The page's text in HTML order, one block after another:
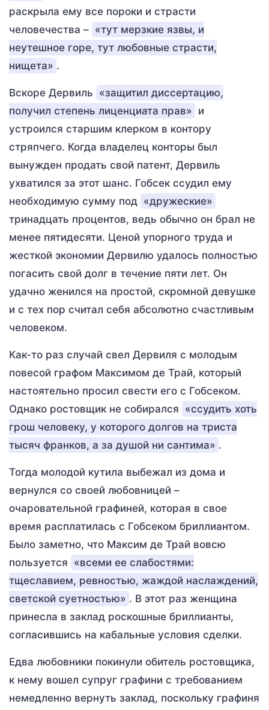
раскрыла ему все пороки и страсти
человечества – «тут мерзкие язвы, и
неутешное горе, тут любовные страсти,
нищета» .
Вскоре Дервиль «защитил диссертацию,
получил степень лиценциата прав» и
устроился старшим клерком в контору
стряпчего. Когда владелец конторы был
вынужден продать свой патент, Дервиль
ухватился за этот шанс. Гобсек ссудил ему
необходимую сумму под «дружеские»
тринадцать процентов, ведь обычно он брал не
менее пятидесяти. Ценой упорного труда и
жесткой экономии Дервилю удалось полностью
погасить свой долг в течение пяти лет. Он
удачно женился на простой, скромной девушке
и с тех пор считал себя абсолютно счастливым
человеком.
Как-то раз случай свел Дервиля с молодым
повесой графом Максимом де Трай, который
настоятельно просил свести его с Гобсеком.
Однако ростовщик не собирался «ссудить хоть
грош человеку, у которого долгов на триста
тысяч франков, а за душой ни сантима» .
Тогда молодой кутила выбежал из дома и
вернулся со своей любовницей –
очаровательной графиней, которая в свое
время расплатилась с Гобсеком бриллиантом.
Было заметно, что Максим де Трай вовсю
пользуется «всеми ее слабостями:
тщеславием, ревностью, жаждой наслаждений,
светской суетностью» . В этот раз женщина
принесла в заклад роскошные бриллианты,
согласившись на кабальные условия сделки.
Едва любовники покинули обитель ростовщика,
к нему вошел супруг графини с требованием
немедленно вернуть заклад, поскольку графиня